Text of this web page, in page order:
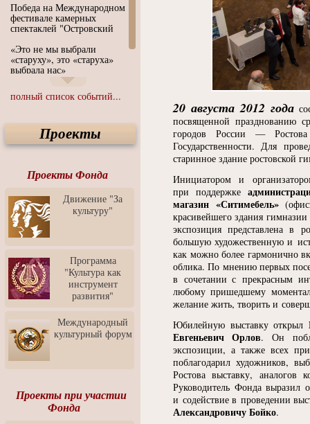
Победа на Международном
фестивале камерных
спектаклей "Островский
«Это не мы выбрали
«старуху», это «старуха»
выбрала нас»
Иммерсивный спектакль
"Язык чистого полета
Спектакль "Крик" в Музее
Современного Искусства
современного искусства от
Медиа-школа "ФОКУС"
Моноспектакль
"Вертинский. Исповедь
Барона"
"Притяжение" в центре
ЛЕКСУС - ЯРОСЛАВЛЬ
Презентация выставки
Зураба Церетели
Пресс-конференция к
открытию выставки Зураба
Церетели
Фестиваль уличной
Отчётный концерт детского
театра танца "Задоринка"
полный список событий...
Проекты
Проекты Фонда
Движение "За
культуру"
Программа
"Культура как
инструмент
развития"
Международный
культурный форум
Проекты при участии
Фонда
20 августа 2012 года
посвященной празднованию
городов России —
Государственности. Для
старинное здание ростовской
Инициатором и
при поддержке
магазин «Ситимебель» (
красивейшего здания
экспозиция представлена в
большую художественную и
как можно более гармонично
облика. По мнению первых
в сочетании с прекрасным
любому пришедшему
желание жить, творить и
Юбилейную выставку открыл
Евгеньевич Орлов. Он
экспозиции, а также всех
поблагодарил художников,
Ростова выставку,
Руководитель Фонда выразил
и содействие в проведении
Александровичу Бойко.